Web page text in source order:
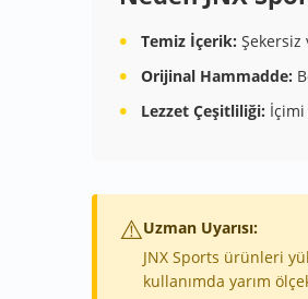
Temiz İçerik:
Orijinal Hammadde:
Lezzet Çeşitliliği:
⚠️Uzman Uyarısı:
JNX Sports ürünleri
kullanımda yarım